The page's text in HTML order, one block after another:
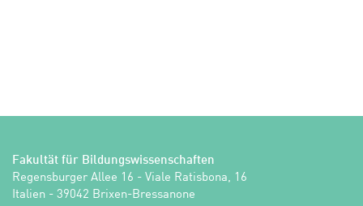
Fakultät für Bildungswissenschaften
Regensburger Allee 16 - Viale Ratisbona, 16
Italien - 39042 Brixen-Bressanone